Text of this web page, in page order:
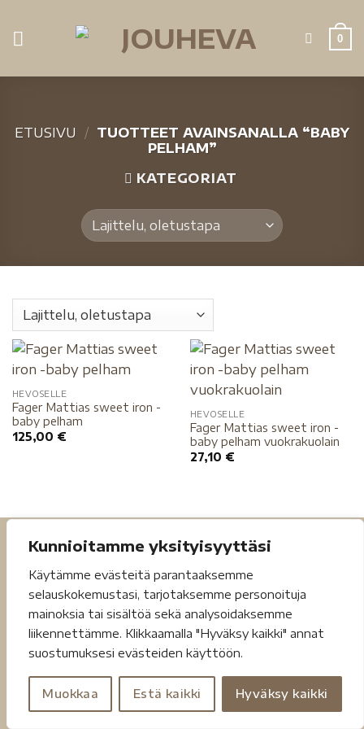
Kunnioitamme yksityisyyttäsi
Käytämme evästeitä parantaaksemme
selauskokemustasi, tarjotaksemme personoituja
mainoksia tai sisältöä sekä analysoidaksemme
liikennettämme. Klikkaamalla "Hyväksy kaikki" annat
suostumuksesi evästeiden käyttöön.
Muokkaa Estä kaikki Hyväksy kaikki
0
ETUSIVU / TUOTTEET AVAINSANALLA “BABY
PELHAM”
KATEGORIAT
HEVOSELLE
Fager Mattias sweet iron -
baby pelham
125,00 €
HEVOSELLE
Fager Mattias sweet iron -
baby pelham vuokrakuolain
27,10 €
Tietosuojaseloste Toimitusehdot
Copyright 2026 ©Jouheva.net